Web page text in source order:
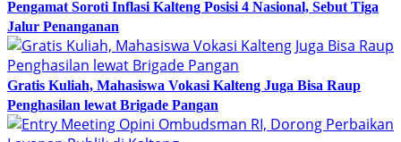
Pengamat Soroti Inflasi Kalteng Posisi 4 Nasional, Sebut Tiga
Jalur Penanganan
Gratis Kuliah, Mahasiswa Vokasi Kalteng Juga Bisa Raup
Penghasilan lewat Brigade Pangan